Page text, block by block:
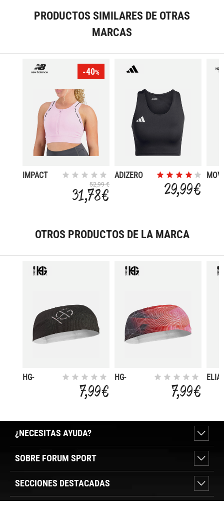
PRODUCTOS SIMILARES DE OTRAS
MARCAS
-40%
IMPACT
52,99 €
31,78 €
ADIZERO
29,99 €
OTROS PRODUCTOS DE LA MARCA
HG-
7,99 €
HG-
7,99 €
¿NECESITAS AYUDA?
SOBRE FORUM SPORT
SECCIONES DESTACADAS